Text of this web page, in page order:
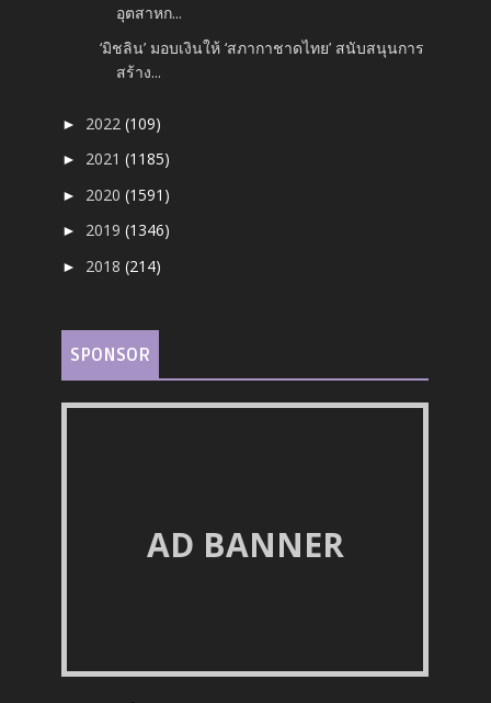
อุตสาหก...
‘มิชลิน’ มอบเงินให้ ‘สภากาชาดไทย’ สนับสนุนการ
สร้าง...
► 2022(109)
► 2021(1185)
► 2020(1591)
► 2019(1346)
► 2018(214)
SPONSOR
AD BANNER